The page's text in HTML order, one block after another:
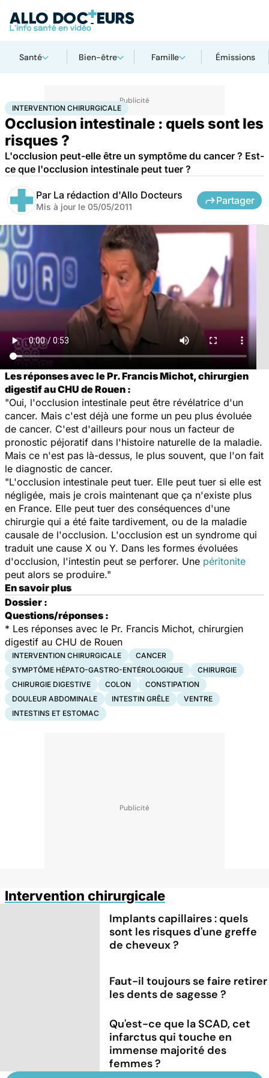
Santé Bien-être Famille Émissions
AccueilSantéMaladiesCancerIntervention chirurgicale
INTERVENTION CHIRURGICALE
Occlusion intestinale : quels sont les
risques ?
L'occlusion peut-elle être un symptôme du cancer ? Est-
ce que l'occlusion intestinale peut tuer ?
Par La rédaction d'Allo Docteurs
Mis à jour le 05/05/2011
Partager
Les réponses avec le Pr. Francis Michot, chirurgien
digestif au CHU de Rouen :
"Oui, l'occlusion intestinale peut être révélatrice d'un
cancer. Mais c'est déjà une forme un peu plus évoluée
de cancer. C'est d'ailleurs pour nous un facteur de
pronostic péjoratif dans l'histoire naturelle de la maladie.
Mais ce n'est pas là-dessus, le plus souvent, que l'on fait
le diagnostic de cancer.
"L'occlusion intestinale peut tuer. Elle peut tuer si elle est
négligée, mais je crois maintenant que ça n'existe plus
en France. Elle peut tuer des conséquences d'une
chirurgie qui a été faite tardivement, ou de la maladie
causale de l'occlusion. L'occlusion est un syndrome qui
traduit une cause X ou Y. Dans les formes évoluées
d'occlusion, l'intestin peut se perforer. Une péritonite
peut alors se produire."
En savoir plus
Dossier :
Questions/réponses :
* Les réponses avec le Pr. Francis Michot, chirurgien
digestif au CHU de Rouen
INTERVENTION CHIRURGICALE
CANCER
SYMPTÔME HÉPATO-GASTRO-ENTÉROLOGIQUE
CHIRURGIE
CHIRURGIE DIGESTIVE
COLON
CONSTIPATION
DOULEUR ABDOMINALE
INTESTIN GRÊLE
VENTRE
INTESTINS ET ESTOMAC
Intervention chirurgicale
Implants capillaires : quels
sont les risques d'une greffe
de cheveux ?
Faut-il toujours se faire retirer
les dents de sagesse ?
Qu'est-ce que la SCAD, cet
infarctus qui touche en
immense majorité des
femmes ?